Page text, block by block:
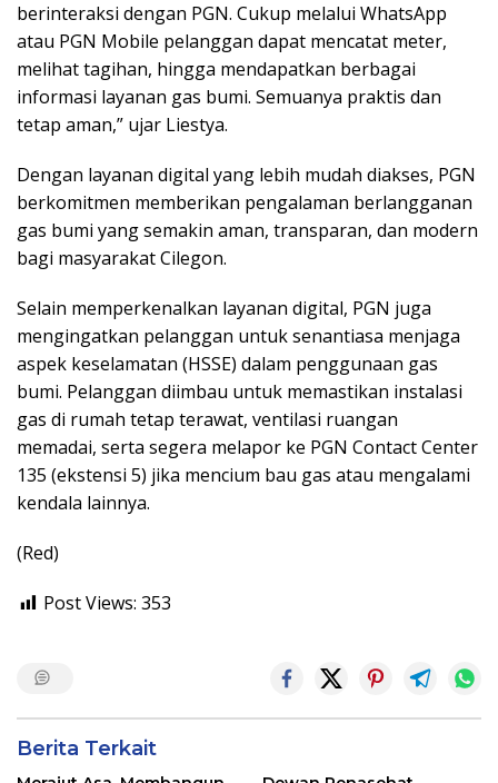
berinteraksi dengan PGN. Cukup melalui WhatsApp
atau PGN Mobile pelanggan dapat mencatat meter,
melihat tagihan, hingga mendapatkan berbagai
informasi layanan gas bumi. Semuanya praktis dan
tetap aman,” ujar Liestya.
Dengan layanan digital yang lebih mudah diakses, PGN
berkomitmen memberikan pengalaman berlangganan
gas bumi yang semakin aman, transparan, dan modern
bagi masyarakat Cilegon.
Selain memperkenalkan layanan digital, PGN juga
mengingatkan pelanggan untuk senantiasa menjaga
aspek keselamatan (HSSE) dalam penggunaan gas
bumi. Pelanggan diimbau untuk memastikan instalasi
gas di rumah tetap terawat, ventilasi ruangan
memadai, serta segera melapor ke PGN Contact Center
135 (ekstensi 5) jika mencium bau gas atau mengalami
kendala lainnya.
(Red)
Post Views: 353
Berita Terkait